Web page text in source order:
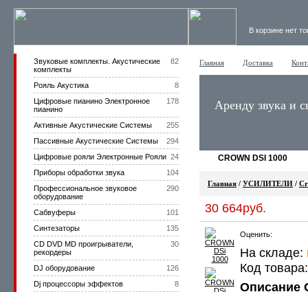
В корзине нет
82
Звуковые комплекты. Акустические
комплекты
8
Рояль Акустика
178
Цифровые пианино Электронное
пианино
255
Активные Акустические Системы
294
Пассивные Акустические Системы
24
Цифровые рояли Электронные Рояли
104
Приборы обработки звука
290
Профессиональное звуковое
оборудование
101
Сабвуферы
135
Синтезаторы
30
CD DVD MD проигрыватели,
рекордеры
126
DJ оборудование
8
Dj процессоры эффектов
Главная Доставка
Аренду звука и
CROWN DSI 1000
Главная / УСИЛИТЕЛИ /
30 664руб.
Оценить:
На складе:
Код
Описание